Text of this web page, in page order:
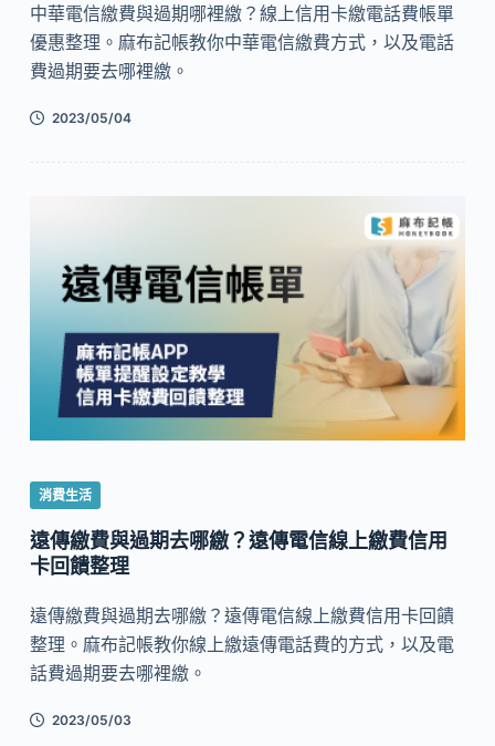
中華電信繳費與過期哪裡繳？線上信用卡繳電話費帳單
優惠整理。麻布記帳教你中華電信繳費方式，以及電話
費過期要去哪裡繳。
2023/05/04
消費生活
遠傳繳費與過期去哪繳？遠傳電信線上繳費信用
卡回饋整理
遠傳繳費與過期去哪繳？遠傳電信線上繳費信用卡回饋
整理。麻布記帳教你線上繳遠傳電話費的方式，以及電
話費過期要去哪裡繳。
2023/05/03